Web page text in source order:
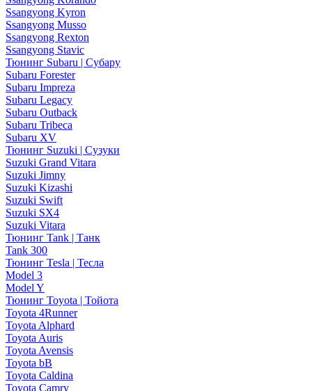
Ssangyong Kyron
Ssangyong Musso
Ssangyong Rexton
Ssangyong Stavic
Тюнинг Subaru | Субару
Subaru Forester
Subaru Impreza
Subaru Legacy
Subaru Outback
Subaru Tribeca
Subaru XV
Тюнинг Suzuki | Сузуки
Suzuki Grand Vitara
Suzuki Jimny
Suzuki Kizashi
Suzuki Swift
Suzuki SX4
Suzuki Vitara
Тюнинг Tank | Танк
Tank 300
Тюнинг Tesla | Тесла
Model 3
Model Y
Тюнинг Toyota | Тойота
Toyota 4Runner
Toyota Alphard
Toyota Auris
Toyota Avensis
Toyota bB
Toyota Caldina
Toyota Camry